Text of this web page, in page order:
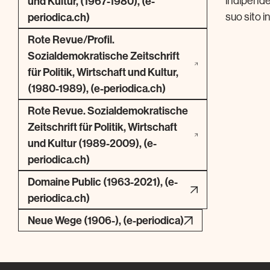
periodica.ch)
Rote Revue/Profil.
Sozialdemokratische Zeitschrift
für Politik, Wirtschaft und Kultur,
(1980-1989), (e-periodica.ch)
Rote Revue. Sozialdemokratische
Zeitschrift für Politik, Wirtschaft
und Kultur (1989-2009), (e-
periodica.ch)
Domaine Public (1963-2021), (e-
periodica.ch)
Neue Wege (1906-), (e-periodica)
suo sito